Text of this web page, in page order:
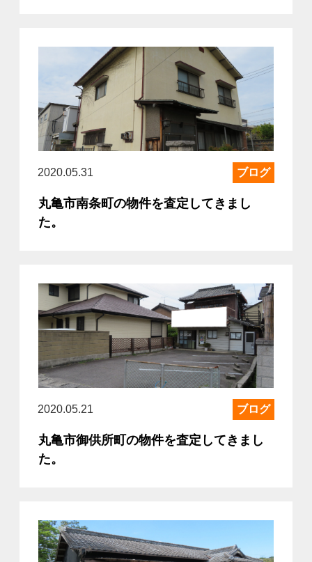
2020.05.31 ブログ
丸亀市南条町の物件を査定してきまし
た。
2020.05.21 ブログ
丸亀市御供所町の物件を査定してきまし
た。